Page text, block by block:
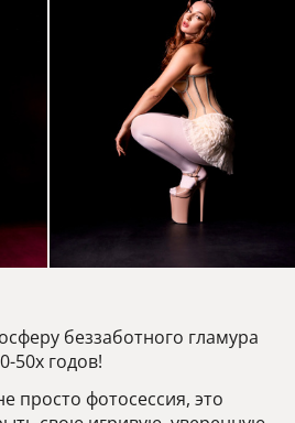
беззаботного гламура
50х годов!
просто фотосессия, это